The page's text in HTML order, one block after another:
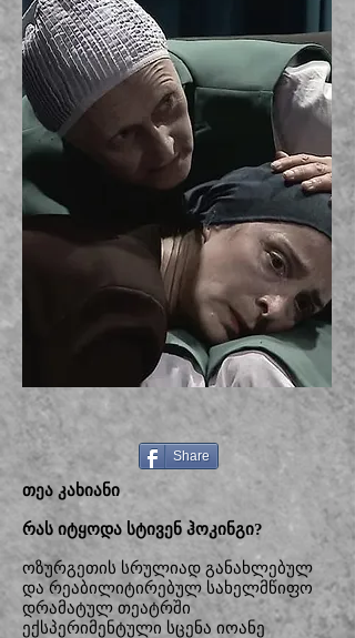
Share
თეა კახიანი
რას იტყოდა სტივენ ჰოკინგი?
ოზურგეთის სრულიად განახლებულ
და რეაბილიტირებულ სახელმწიფო
დრამატულ თეატრში
ექსპერიმენტული სცენა იოანე